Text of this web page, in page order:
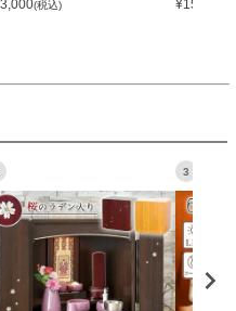
(税込) ¥15,840
3